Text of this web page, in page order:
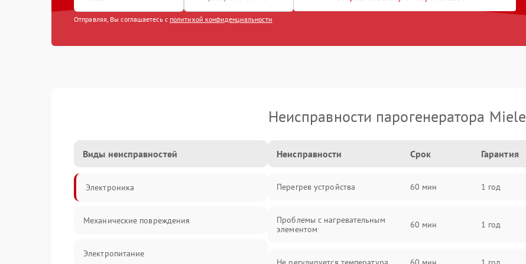
Отправляя, Вы соглашаетесь с политикой конфиденциальности
Неисправности парогенератора Miele
Виды неисправностей
Электроника
Механические повреждения
Электропитание
Неисправности Срок Гарантия
Перегрев устройства 60 мин 1 год
Проблемы с нагревательным
элементом
60 мин 1 год